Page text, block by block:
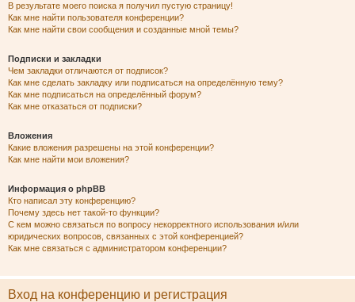
В результате моего поиска я получил пустую страницу!
Как мне найти пользователя конференции?
Как мне найти свои сообщения и созданные мной темы?
Подписки и закладки
Чем закладки отличаются от подписок?
Как мне сделать закладку или подписаться на определённую тему?
Как мне подписаться на определённый форум?
Как мне отказаться от подписки?
Вложения
Какие вложения разрешены на этой конференции?
Как мне найти мои вложения?
Информация о phpBB
Кто написал эту конференцию?
Почему здесь нет такой-то функции?
С кем можно связаться по вопросу некорректного использования и/или
юридических вопросов, связанных с этой конференцией?
Как мне связаться с администратором конференции?
Вход на конференцию и регистрация